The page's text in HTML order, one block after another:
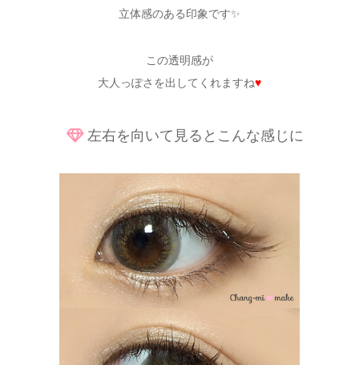
立体感のある印象です✨
この透明感が
大人っぽさを出してくれますね♥
左右を向いて見るとこんな感じに